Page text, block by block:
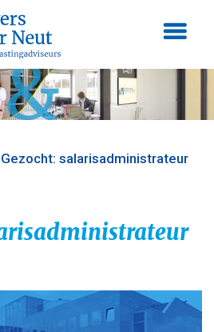
Gezocht: salarisadministrateur